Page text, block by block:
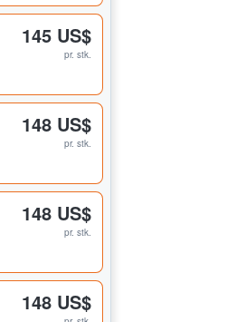
145 US$
pr. stk.
148 US$
pr. stk.
148 US$
pr. stk.
148 US$